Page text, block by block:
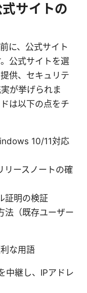
サイトの
に、公式サイト
公式サイトを選
供、セキュリテ
が挙げられま
は以下の点をチ
10/11対応
リースノートの確
証明の検証
法（既存ユーザー
な用語
中継し、IPアドレ